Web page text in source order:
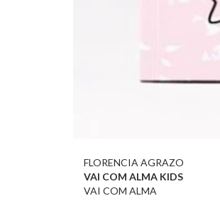
FLORENCIA AGRAZO
VAI COM ALMA KIDS
VAI COM ALMA